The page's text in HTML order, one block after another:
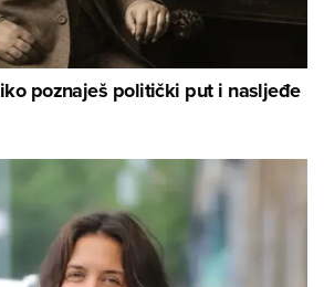
poznaješ politički put i nasljeđe